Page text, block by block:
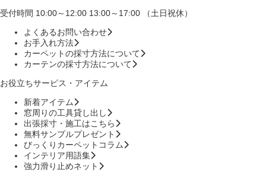
受付時間 10:00～12:00 13:00～17:00 （土日祝休）
よくあるお問い合わせ
お手入れ方法
カーペットの採寸方法について
カーテンの採寸方法について
お役立ちサービス・アイテム
新着アイテム
窓周りの工具貸し出し
出張採寸・施工はこちら
無料サンプルプレゼント
びっくりカーペットコラム
インテリア用語集
強力滑り止めネット